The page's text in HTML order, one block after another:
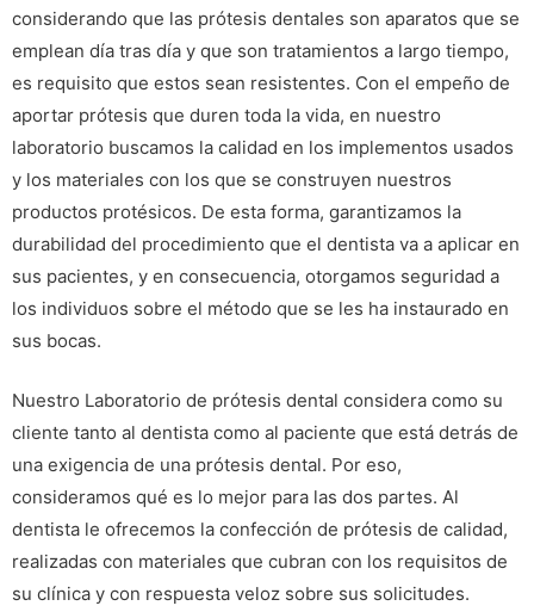
considerando que las prótesis dentales son aparatos que se
emplean día tras día y que son tratamientos a largo tiempo,
es requisito que estos sean resistentes. Con el empeño de
aportar prótesis que duren toda la vida, en nuestro
laboratorio buscamos la calidad en los implementos usados
y los materiales con los que se construyen nuestros
productos protésicos. De esta forma, garantizamos la
durabilidad del procedimiento que el dentista va a aplicar en
sus pacientes, y en consecuencia, otorgamos seguridad a
los individuos sobre el método que se les ha instaurado en
sus bocas.
Nuestro Laboratorio de prótesis dental considera como su
cliente tanto al dentista como al paciente que está detrás de
una exigencia de una prótesis dental. Por eso,
consideramos qué es lo mejor para las dos partes. Al
dentista le ofrecemos la confección de prótesis de calidad,
realizadas con materiales que cubran con los requisitos de
su clínica y con respuesta veloz sobre sus solicitudes.